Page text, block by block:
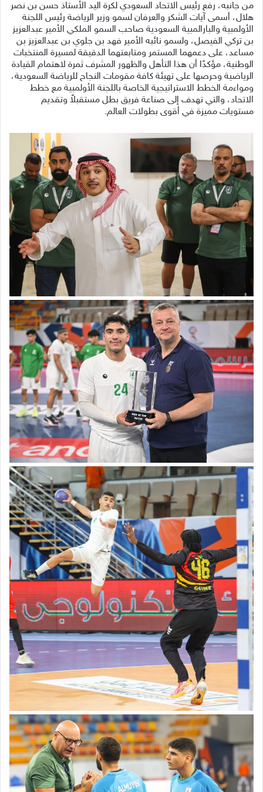
من جانبه، رفع رئيس الاتحاد السعودي لكرة اليد الأستاذ حسن بن نصر
هلال، أسمى آيات الشكر والعرفان لسمو وزير الرياضة رئيس اللجنة
الأولمبية والبارالمبية السعودية صاحب السمو الملكي الأمير عبدالعزيز
بن تركي الفيصل، ولسمو نائبه الأمير فهد بن جلوي بن عبدالعزيز بن
مساعد، على دعمهما المستمر ومتابعتهما الدقيقة لمسيرة المنتخبات
الوطنية، مؤكدًا أن هذا التأهل والظهور المشرف ثمرة لاهتمام القيادة
الرياضية وحرصها على تهيئة كافة مقومات النجاح للرياضة السعودية،
ومواءمة الخطط الاستراتيجية الخاصة باللجنة الأولمبية مع خطط
الاتحاد، والتي تهدف إلى صناعة فريق بطل مستقبلاً وتقديم
مستويات مميزة في أقوى بطولات العالم.